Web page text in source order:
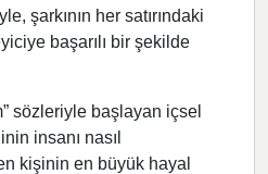
şarkının her satırındaki
başarılı bir şekilde
sözleriyle başlayan içsel
insanı nasıl
kişinin en büyük hayal